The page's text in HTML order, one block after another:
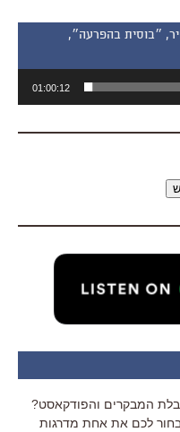
אופיר, ״בוסית בהפרעה״,
01:00:12
המבקרים והפודקאסט?
לכם את אחת מדרגות